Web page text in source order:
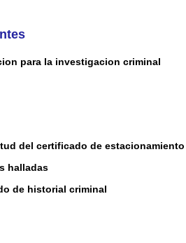
para la investigacion criminal
del certificado de estacionamiento
halladas
de historial criminal